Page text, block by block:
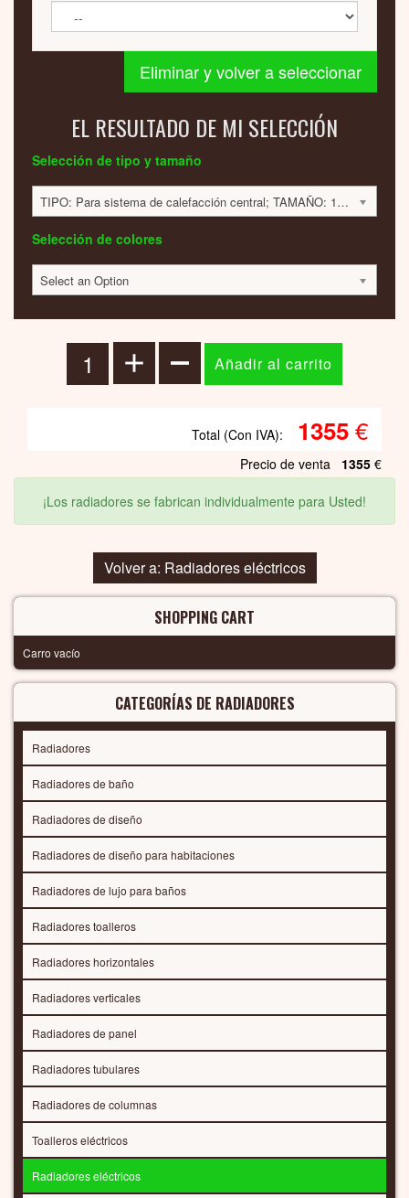
Eliminar y volver a seleccionar
EL RESULTADO DE MI SELECCIÓN
Selección de tipo y tamaño
TIPO: Para sistema de calefacción central; TAMAÑO: 1800x420x60; 584 VATIOS; 1356 EUR
Selección de colores
Select an Option
Total (Con IVA): 1355€
Precio de venta 1355 €
¡Los radiadores se fabrican individualmente para Usted!
Volver a: Radiadores eléctricos
SHOPPING CART
Carro vacío
CATEGORÍAS DE RADIADORES
Radiadores
Radiadores de baño
Radiadores de diseño
Radiadores de diseño para habitaciones
Radiadores de lujo para baños
Radiadores toalleros
Radiadores horizontales
Radiadores verticales
Radiadores de panel
Radiadores tubulares
Radiadores de columnas
Toalleros eléctricos
Radiadores eléctricos